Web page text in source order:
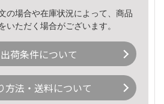
の場合や在庫状況によって、商品
いただく場合がございます。
荷条件について
方法・送料について